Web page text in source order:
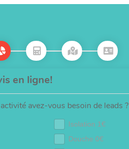
en ligne!
avez-vous besoin de leads ?
Isolation 1€
Douche 0€